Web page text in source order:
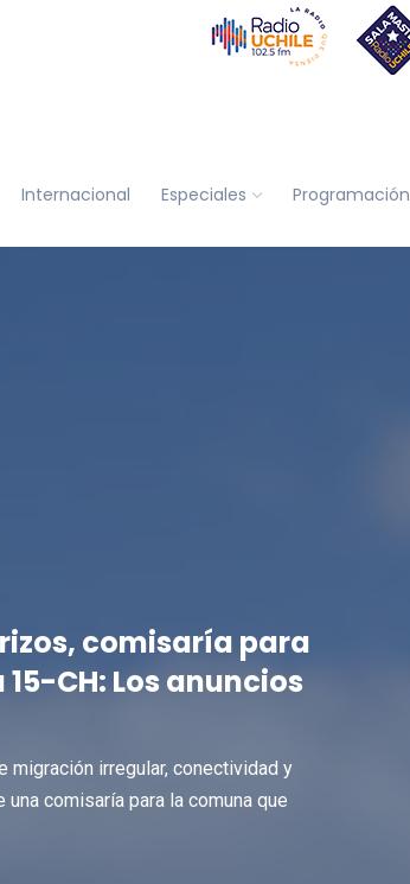
Internacional Especiales Programación
comisaría para
CH: Los anuncios
migración irregular, conectividad y
comisaría para la comuna que